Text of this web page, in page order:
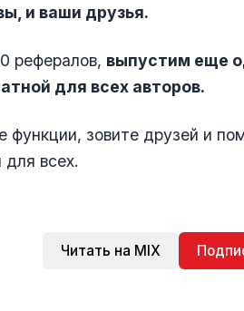
и ваши друзья.
рефералов, выпустим еще
для всех авторов.
функции, зовите друзей и
всех.
Читать на MIX